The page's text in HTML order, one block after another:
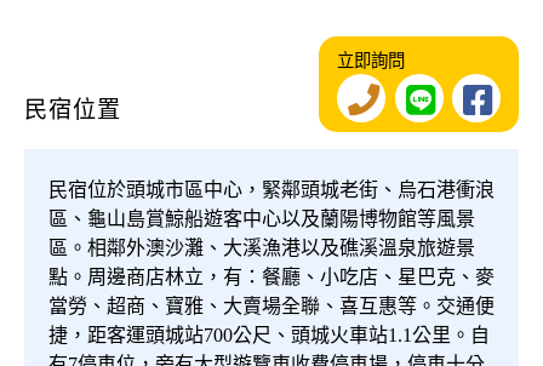
民宿位置
立即詢問
民宿位於頭城市區中心，緊鄰頭城老街、烏石港衝浪
區、龜山島賞鯨船遊客中心以及蘭陽博物館等風景
區。相鄰外澳沙灘、大溪漁港以及礁溪溫泉旅遊景
點。周邊商店林立，有：餐廳、小吃店、星巴克、麥
當勞、超商、寶雅、大賣場全聯、喜互惠等。交通便
捷，距客運頭城站700公尺、頭城火車站1.1公里。自